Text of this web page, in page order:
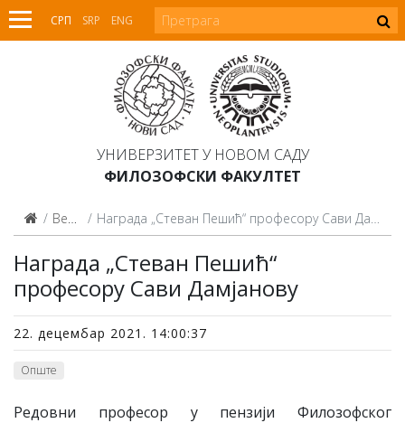
СРП SRP ENG
УНИВЕРЗИТЕТ У НОВОМ САДУ
ФИЛОЗОФСКИ ФАКУЛТЕТ
Вести Награда „Стеван Пешић“ професору Сави Дамјанову
Награда „Стеван Пешић“
професору Сави Дамјанову
22. децембар 2021. 14:00:37
Опште
Редовни професор у пензији Филозофског